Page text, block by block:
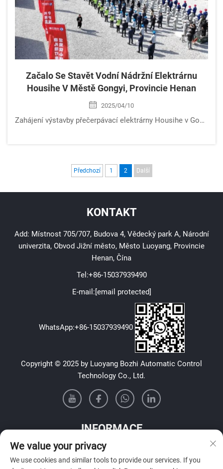
Začalo Se Stavět Vodní Nádržní Elektrárnu
Housihe V Městě Gongyi, Provincie Henan
2025/04/10
Zahájení výstavby přečerpávací elektrárny Housihe v Gongyi, Henan – projekt o výkonu 1,2 GW má posílit stabilitu sítě, ušetřit 403 tisíc tun uhlí a snížit roční emise CO2 o 1,06 milionu tun. Více informací.
Předchozí 1 2 Další
KONTAKT
Add: Místnost 705/707, Budova 4, Vědecký park A, Národní
univerzita, Obvod Jižní město, Město Luoyang, Provincie
Henan, Čína
Tel:+86-15037939490
E-mail:[email protected]
WhatsApp:+86-15037939490
Copyright © 2025 by Luoyang Bozhi Automatic Control
Technology Co., Ltd.
INFORMACE
Přihlaste se k odběru našeho týdenního newsletteru
We value your privacy
We use cookies and similar tools to provide our services. If you